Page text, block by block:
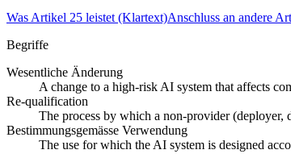
Was Artikel 25 leistet (Klartext)Anschluss an andere
Begriffe
Wesentliche Änderung
A change to a high-risk AI system that affects
Re-qualification
The process by which a non-provider
Bestimmungsgemässe Verwendung
The use for which the AI system is designed